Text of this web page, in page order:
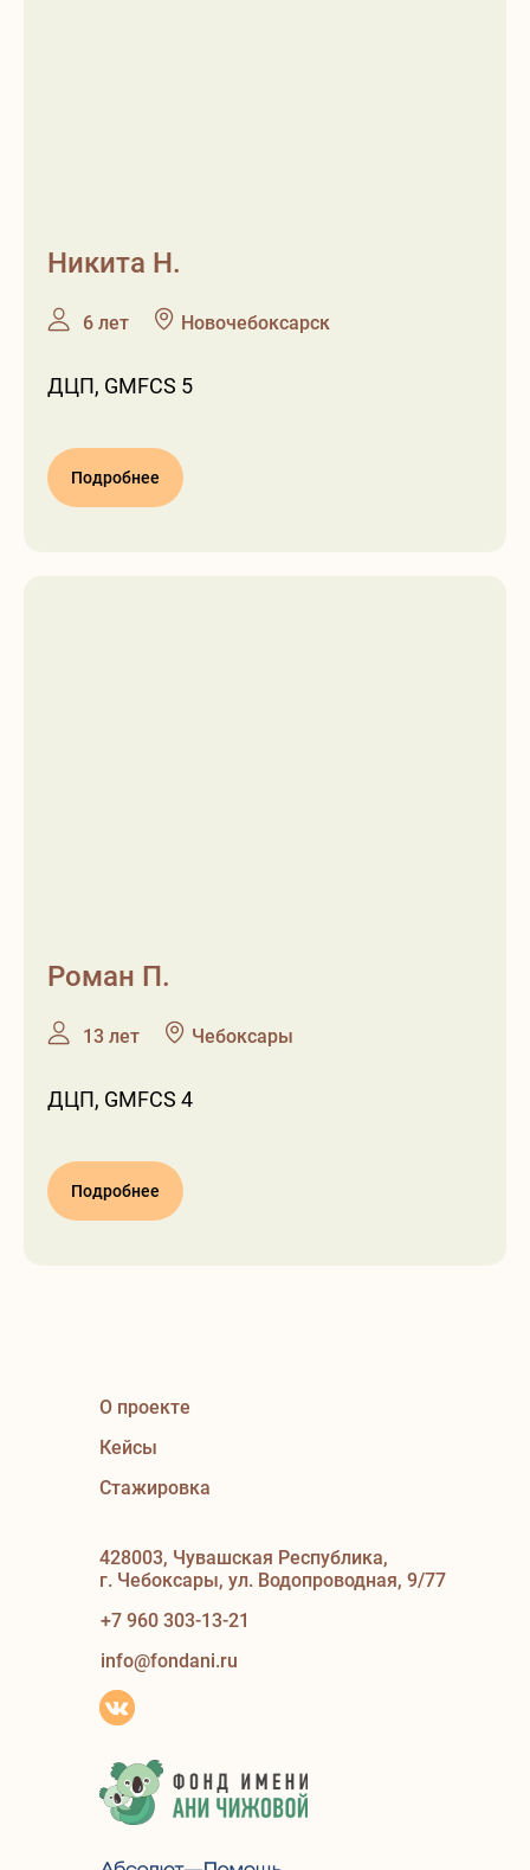
Никита Н.
❶ 6 лет ❷ Новочебоксарск
ДЦП, GMFCS 5
Подробнее
Роман П.
❶ 13 лет ❷ Чебоксары
ДЦП, GMFCS 4
Подробнее
428003, Чувашская Республика,
г. Чебоксары, ул. Водопроводная, 9/77
О проекте
Кейсы
Стажировка
+7 960 303-13-21
info@fondani.ru